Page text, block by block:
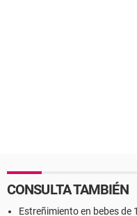
CONSULTA TAMBIÉN
Estreñimiento en bebes de